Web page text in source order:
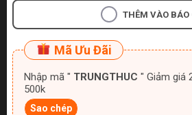
THÊM VÀO BÁO
Mã Ưu Đãi
Nhập mã " TRUNGTHUC " Giảm giá 20k cho đơn hàng từ
500k
Sao chép